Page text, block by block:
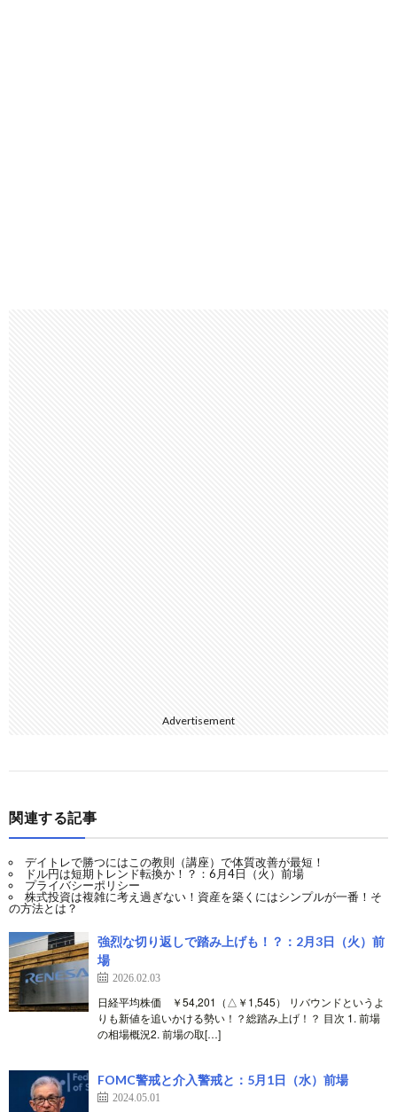
Advertisement
関連する記事
デイトレで勝つにはこの教則（講座）で体質改善が最短！
ドル円は短期トレンド転換か！？：6月4日（火）前場
プライバシーポリシー
株式投資は複雑に考え過ぎない！資産を築くにはシンプルが一番！そ
の方法とは？
強烈な切り返しで踏み上げも！？：2月3日（火）前
場
2026.02.03
日経平均株価 ￥54,201（△￥1,545） リバウンドというよ
りも新値を追いかける勢い！？総踏み上げ！？ 目次 1. 前場
の相場概況2. 前場の取[…]
FOMC警戒と介入警戒と：5月1日（水）前場
2024.05.01